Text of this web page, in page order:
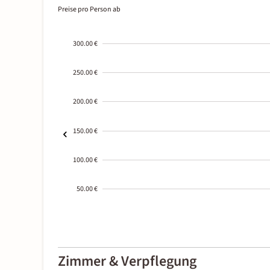
Preise pro Person ab
300.00 €
250.00 €
200.00 €
150.00 €
100.00 €
50.00 €
01-02
Zimmer & Verpflegung